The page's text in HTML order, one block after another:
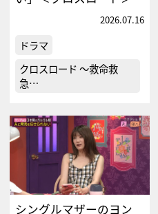
2026.07.16
ドラマ
クロスロード ～救命救
急…
シングルマザーのヨン